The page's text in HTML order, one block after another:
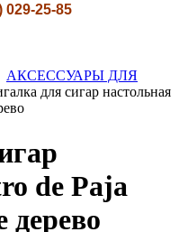
029-25-85
АКСЕССУАРЫ ДЛЯ
для сигар настольная
de Paja
дерево